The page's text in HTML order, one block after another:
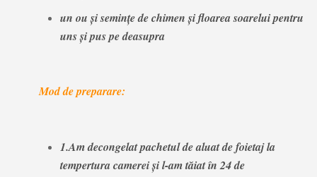
un ou și semințe de chimen și floarea soarelui pentru
uns și pus pe deasupra
Mod de preparare:
1.Am decongelat pachetul de aluat de foietaj la
tempertura camerei și l-am tăiat în 24 de